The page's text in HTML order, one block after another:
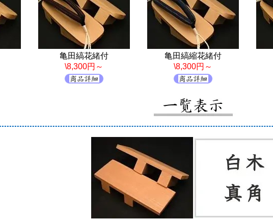
亀田縞花緒付
\8,300円～
亀田縞縮花緒付
\8,300円～